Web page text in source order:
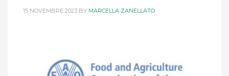
15 NOVEMBRE 2023 BY MARCELLA ZANELLATO